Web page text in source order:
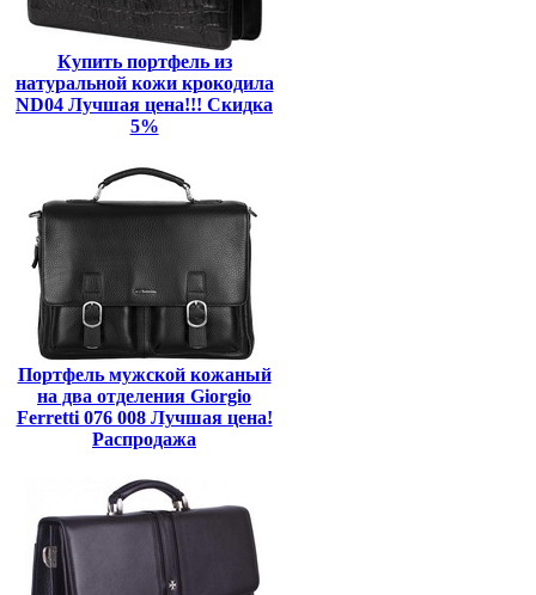
Купить портфель из
натуральной кожи крокодила
ND04 Лучшая цена!!! Скидка
5%
Портфель мужской кожаный
на два отделения Giorgio
Ferretti 076 008 Лучшая цена!
Распродажа